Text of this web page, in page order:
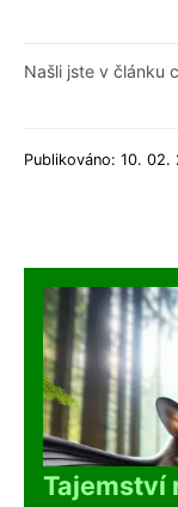
Našli jste v článku
Publikováno: 10. 02.
Tajemství